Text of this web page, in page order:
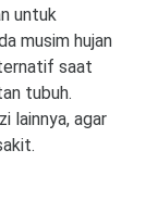
untuk
musim hujan
saat
tubuh.
lainnya, agar